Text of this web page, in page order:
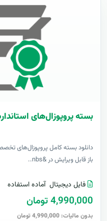
بسته پروپوزال‌های
دانلود بسته کامل پروپوزال‌های
باز قابل ویرایش در &nbs..
فایل دیجیتال آماده استفاده
4,990,000 تومان
بدون مالیات: 4,990,000 تومان